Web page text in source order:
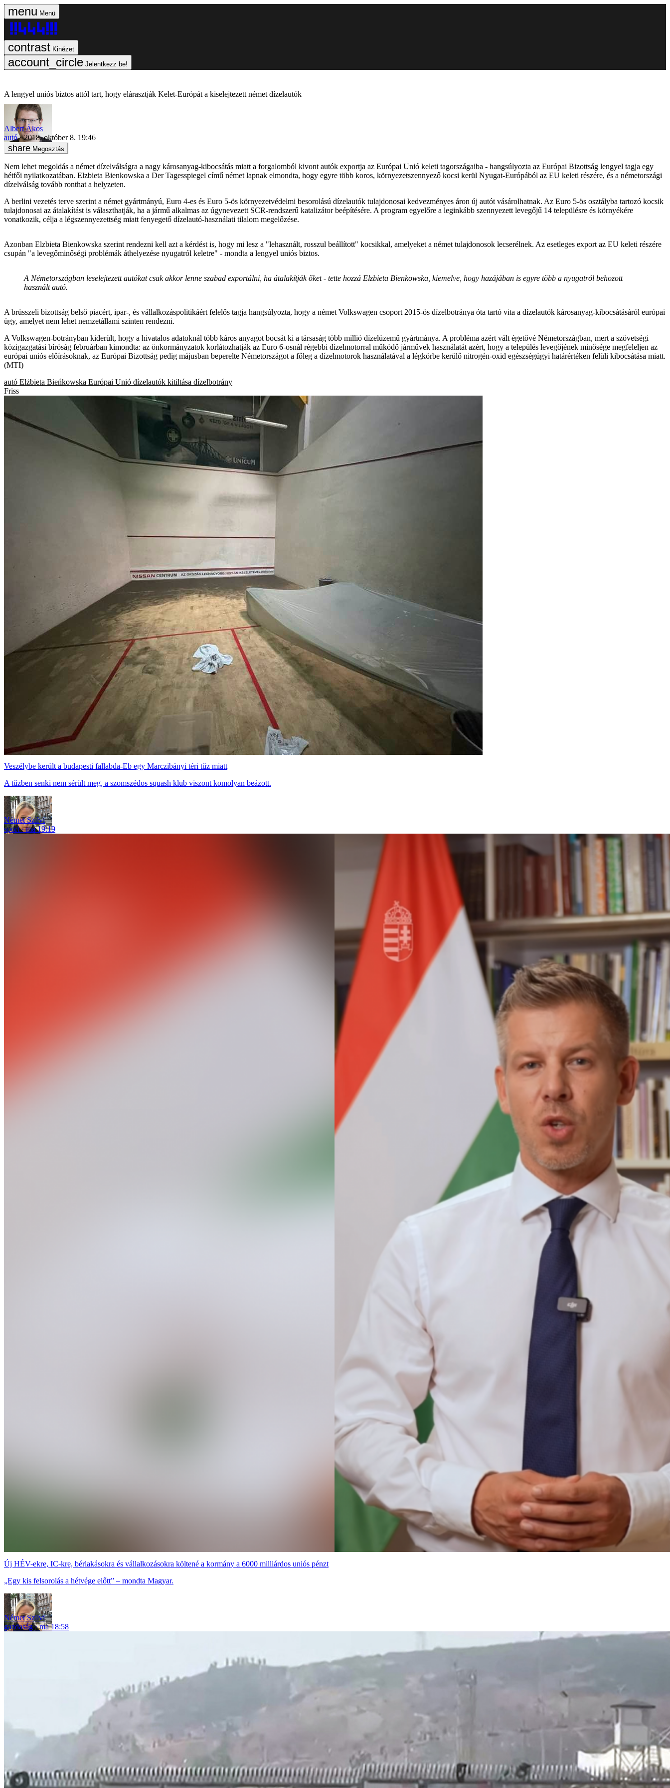
Menü
Kinézet
Jelentkezz be!
A lengyel uniós biztos attól tart, hogy elárasztják Kelet-Európát a kiselejtezett német dízelautók
Albert Ákos
autó
2018. október 8. 19:46
Megosztás
Nem lehet megoldás a német dízelválságra a nagy károsanyag-kibocsátás miatt a forgalomból kivont autók exportja az Európai Unió keleti tagországaiba - hangsúlyozta az Európai Bizottság lengyel tagja egy
hétfői nyilatkozatában. Elzbieta Bienkowska a Der Tagesspiegel című német lapnak elmondta, hogy egyre több koros, környezetszennyező kocsi kerül Nyugat-Európából az EU keleti részére, és a németországi
dízelválság tovább ronthat a helyzeten.
A berlini vezetés terve szerint a német gyártmányú, Euro 4-es és Euro 5-ös környezetvédelmi besorolású dízelautók tulajdonosai kedvezményes áron új autót vásárolhatnak. Az Euro 5-ös osztályba tartozó kocsik
tulajdonosai az átalakítást is választhatják, ha a jármű alkalmas az úgynevezett SCR-rendszerű katalizátor beépítésére. A program egyelőre a leginkább szennyezett levegőjű 14 településre és környékére
vonatkozik, célja a légszennyezettség miatt fenyegető dízelautó-használati tilalom megelőzése.
Azonban Elzbieta Bienkowska szerint rendezni kell azt a kérdést is, hogy mi lesz a "lehasznált, rosszul beállított" kocsikkal, amelyeket a német tulajdonosok lecserélnek. Az esetleges export az EU keleti részére
csupán "a levegőminőségi problémák áthelyezése nyugatról keletre" - mondta a lengyel uniós biztos.
A Németországban leselejtezett autókat csak akkor lenne szabad exportálni, ha átalakítják őket - tette hozzá Elzbieta Bienkowska, kiemelve, hogy hazájában is egyre több a nyugatról behozott
használt autó.
A brüsszeli bizottság belső piacért, ipar-, és vállalkozáspolitikáért felelős tagja hangsúlyozta, hogy a német Volkswagen csoport 2015-ös dízelbotránya óta tartó vita a dízelautók károsanyag-kibocsátásáról európai
ügy, amelyet nem lehet nemzetállami szinten rendezni.
A Volkswagen-botrányban kiderült, hogy a hivatalos adatoknál több káros anyagot bocsát ki a társaság több millió dízelüzemű gyártmánya. A probléma azért vált égetővé Németországban, mert a szövetségi
közigazgatási bíróság februárban kimondta: az önkormányzatok korlátozhatják az Euro 6-osnál régebbi dízelmotorral működő járművek használatát azért, hogy a település levegőjének minősége megfeleljen az
európai uniós előírásoknak, az Európai Bizottság pedig májusban beperelte Németországot a főleg a dízelmotorok használatával a légkörbe kerülő nitrogén-oxid egészségügyi határértéken felüli kibocsátása miatt.
(MTI)
autó Elżbieta Bieńkowska Európai Unió dízelautók kitiltása dízelbotrány
Friss
Veszélybe került a budapesti fallabda-Eb egy Marczibányi téri tűz miatt
A tűzben senki nem sérült meg, a szomszédos squash klub viszont komolyan beázott.
Német Szilvi
sport
ma 19:19
Új HÉV-ekre, IC-kre, bérlakásokra és vállalkozásokra költené a kormány a 6000 milliárdos uniós pénzt
„Egy kis felsorolás a hétvége előtt” – mondta Magyar.
Német Szilvi
gazdaság
ma 18:58